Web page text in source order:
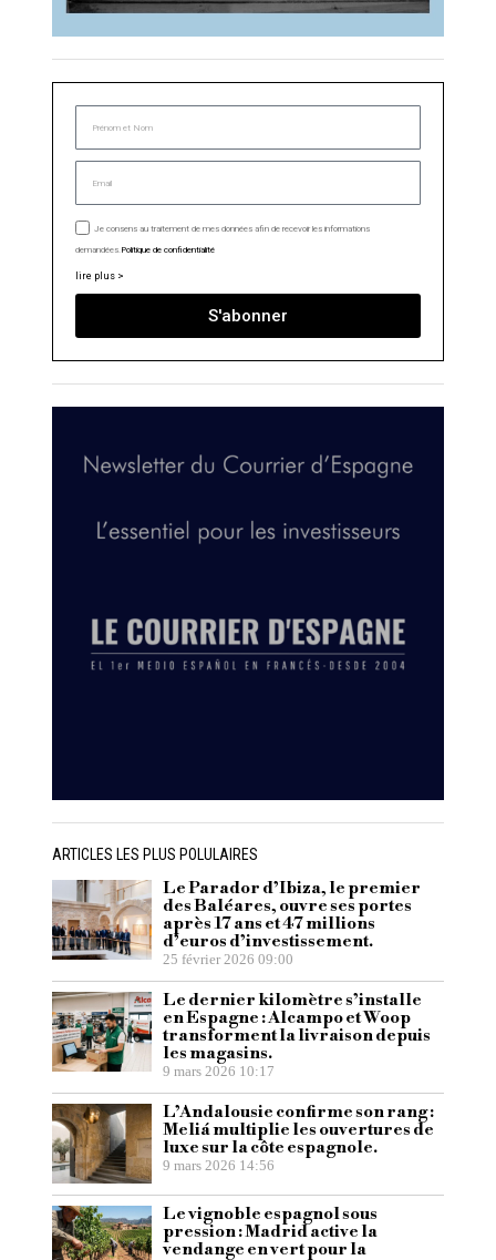
Je consens au traitement de mes données afin de recevoir les informations
demandées.Politique de confidentialité
lire plus >
S'abonner
ARTICLES LES PLUS POLULAIRES
Le Parador d’Ibiza, le premier
des Baléares, ouvre ses portes
après 17 ans et 47 millions
d’euros d’investissement.
25 février 2026 09:00
Le dernier kilomètre s’installe
en Espagne : Alcampo et Woop
transforment la livraison depuis
les magasins.
9 mars 2026 10:17
L’Andalousie confirme son rang :
Meliá multiplie les ouvertures de
luxe sur la côte espagnole.
9 mars 2026 14:56
Le vignoble espagnol sous
pression : Madrid active la
vendange en vert pour la